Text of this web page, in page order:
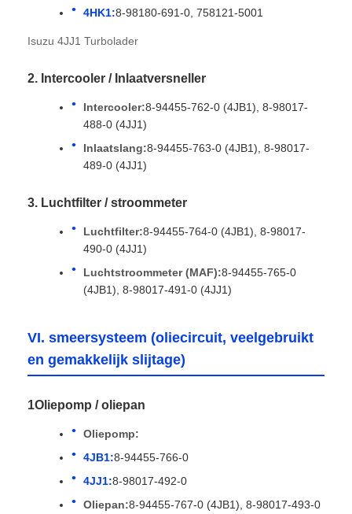
4HK1:8-98180-691-0, 758121-5001
Isuzu 4JJ1 Turbolader
2. Intercooler / Inlaatversneller
Intercooler:8-94455-762-0 (4JB1), 8-98017-
488-0 (4JJ1)
Inlaatslang:8-94455-763-0 (4JB1), 8-98017-
489-0 (4JJ1)
3. Luchtfilter / stroommeter
Luchtfilter:8-94455-764-0 (4JB1), 8-98017-
490-0 (4JJ1)
Luchtstroommeter (MAF):8-94455-765-0
(4JB1), 8-98017-491-0 (4JJ1)
VI. smeersysteem (oliecircuit, veelgebruikt
en gemakkelijk slijtage)
1Oliepomp / oliepan
Oliepomp:
4JB1:8-94455-766-0
4JJ1:8-98017-492-0
Oliepan:8-94455-767-0 (4JB1), 8-98017-493-0